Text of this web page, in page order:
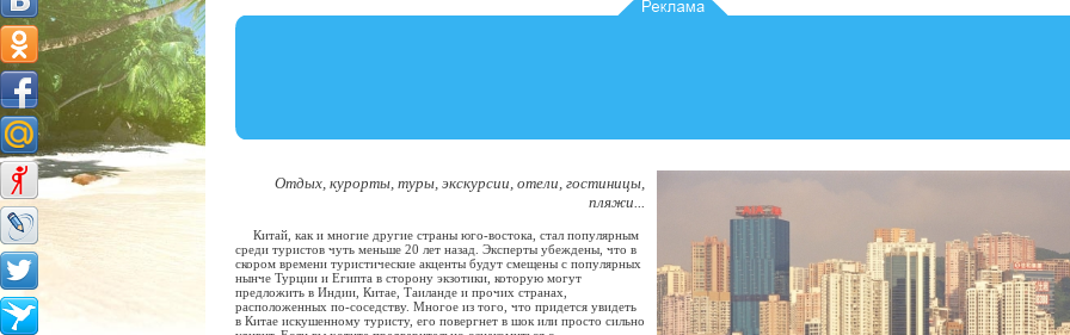
Отдых, курорты, туры, экскурсии, отели, гостиницы,
пляжи...
Китай, как и многие другие страны юго-востока, стал популярным
среди туристов чуть меньше 20 лет назад. Эксперты убеждены, что в
скором времени туристические акценты будут смещены с популярных
нынче Турции и Египта в сторону экзотики, которую могут
предложить в Индии, Китае, Таиланде и прочих странах,
расположенных по-соседству. Многое из того, что придется увидеть
в Китае искушенному туристу, его повергнет в шок или просто сильно